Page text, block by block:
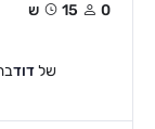
0 15ש
שלדוד